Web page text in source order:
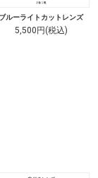
ブルーライトカットレンズ
5,500円(税込)